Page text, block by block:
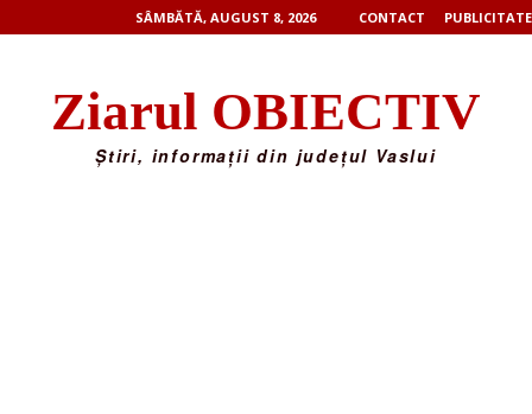
SÂMBĂTĂ, AUGUST 8, 2026 CONTACT PUBLICITATE
Ziarul OBIECTIV
Știri, informații din județul Vaslui